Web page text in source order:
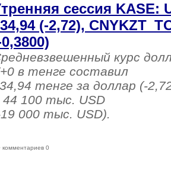
сессия KASE:
(-2,72),
курс
в тенге составил
тенге за доллар (-
44 100 тыс. USD
000 тыс. USD).
комментариев 0